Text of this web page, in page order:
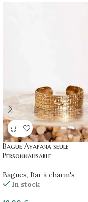
Bague Ayapana seule
Personnalisable
Bagues, Bar à charm's
In stock